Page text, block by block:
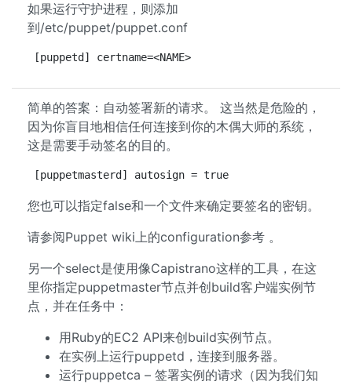
如果运行守护进程，则添加
到/etc/puppet/puppet.conf
[puppetd] certname=<NAME>
简单的答案：自动签署新的请求。 这当然是危险的，
因为你盲目地相信任何连接到你的木偶大师的系统，
这是需要手动签名的目的。
[puppetmasterd] autosign = true
您也可以指定false和一个文件来确定要签名的密钥。
请参阅Puppet wiki上的configuration参考 。
另一个select是使用像Capistrano这样的工具，在这
里你指定puppetmaster节点并创build客户端实例节
点，并在任务中：
用Ruby的EC2 API来创build实例节点。
在实例上运行puppetd，连接到服务器。
运行puppetca – 签署实例的请求（因为我们知